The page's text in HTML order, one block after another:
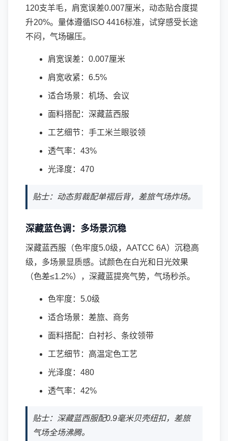
120支羊毛，肩宽误差0.007厘米，动态贴合度提
升20%。量体遵循ISO 4416标准，试穿感受长途
不闷，气场碾压。
肩宽误差：0.007厘米
肩宽收紧：6.5%
适合场景：机场、会议
面料搭配：深藏蓝西服
工艺细节：手工米兰眼驳领
透气率：43%
光泽度：470
贴士：动态剪裁配单褶后背，差旅气场炸场。
深藏蓝色调：多场景沉稳
深藏蓝西服（色牢度5.0级，AATCC 6A）沉稳高
级，多场景显质感。试颜色在白光和日光效果
（色差≤1.2%），深藏蓝提亮气势，气场秒杀。
色牢度：5.0级
适合场景：差旅、商务
面料搭配：白衬衫、条纹领带
工艺细节：高温定色工艺
光泽度：480
透气率：42%
贴士：深藏蓝西服配0.9毫米贝壳纽扣，差旅
气场全场沸腾。